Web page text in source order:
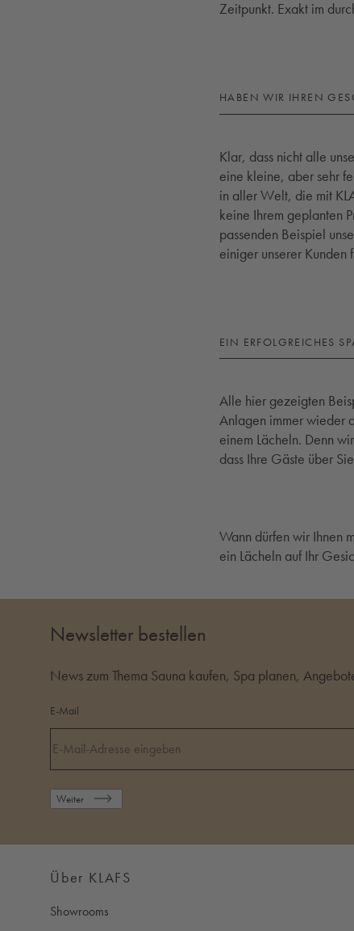
Zeitpunkt. Exakt im
HABEN WIR IHREN
Klar, dass nicht alle
eine kleine, aber sehr
in aller Welt, die mit
keine Ihrem geplanten
passenden Beispiel
einiger unserer Kunden
EIN ERFOLGREICHES
Alle hier gezeigten
Anlagen immer wieder
einem Lächeln. Denn
dass Ihre Gäste über
Wann dürfen wir Ihnen
ein Lächeln auf Ihr
Newsletter bestellen
News zum Thema Sauna kaufen, Spa planen,
E-Mail
Weiter
Über KLAFS
Showrooms